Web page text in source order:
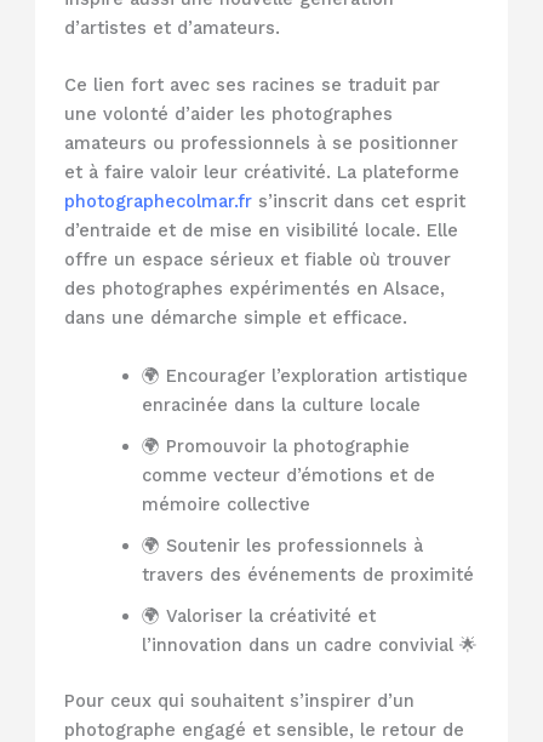
d’artistes et d’amateurs.
Ce lien fort avec ses racines se traduit par
une volonté d’aider les photographes
amateurs ou professionnels à se positionner
et à faire valoir leur créativité. La plateforme
photographecolmar.fr s’inscrit dans cet esprit
d’entraide et de mise en visibilité locale. Elle
offre un espace sérieux et fiable où trouver
des photographes expérimentés en Alsace,
dans une démarche simple et efficace.
🌍 Encourager l’exploration artistique
enracinée dans la culture locale
🌍 Promouvoir la photographie
comme vecteur d’émotions et de
mémoire collective
🌍 Soutenir les professionnels à
travers des événements de proximité
🌍 Valoriser la créativité et
l’innovation dans un cadre convivial 🌟
Pour ceux qui souhaitent s’inspirer d’un
photographe engagé et sensible, le retour de